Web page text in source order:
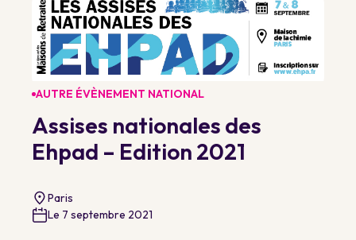
AUTRE ÉVÈNEMENT NATIONAL
Assises nationales des
Ehpad – Edition 2021
Paris
Le 7 septembre 2021